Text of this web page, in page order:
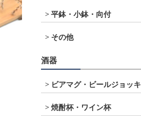
平鉢・小鉢・向付
その他
酒器
ビアマグ・ビールジョッキ
焼酎杯・ワイン杯